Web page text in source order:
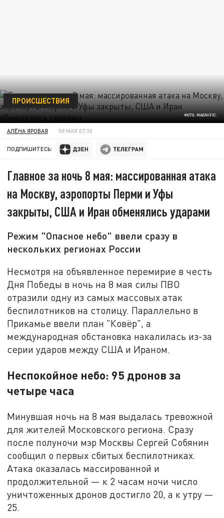
ФОТО: MAGNIFIC.
ПРОИСШЕСТВИЯ
АЛЁНА ЯРОВАЯ 08 МАЯ 07:30
ПОДПИШИТЕСЬ:
Главное за ночь 8 мая: массированная атака
на Москву, аэропорты Перми и Уфы
закрыты, США и Иран обменялись ударами
Режим "Опасное небо" ввели сразу в
нескольких регионах России
Несмотря на объявленное перемирие в честь
Дня Победы в ночь на 8 мая силы ПВО
отразили одну из самых массовых атак
беспилотников на столицу. Параллельно в
Прикамье ввели план "Ковёр", а
международная обстановка накалилась из-за
серии ударов между США и Ираном.
Неспокойное небо: 95 дронов за
четыре часа
Минувшая ночь на 8 мая выдалась тревожной
для жителей Московского региона. Сразу
после полуночи мэр Москвы Сергей Собянин
сообщил о первых сбитых беспилотниках.
Атака оказалась массированной и
продолжительной — к 2 часам ночи число
уничтоженных дронов достигло 20, а к утру —
25.